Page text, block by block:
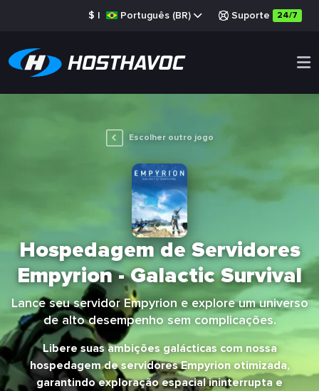
$ | Português (BR) Suporte 24/7
Escolher outro jogo
Hospedagem de Servidores
Empyrion - Galactic Survival
Lance seu servidor Empyrion e explore um universo
de alto desempenho sem complicações.
Libere suas ambições galácticas com nossa
hospedagem de servidores Empyrion otimizada,
garantindo exploração espacial ininterrupta e